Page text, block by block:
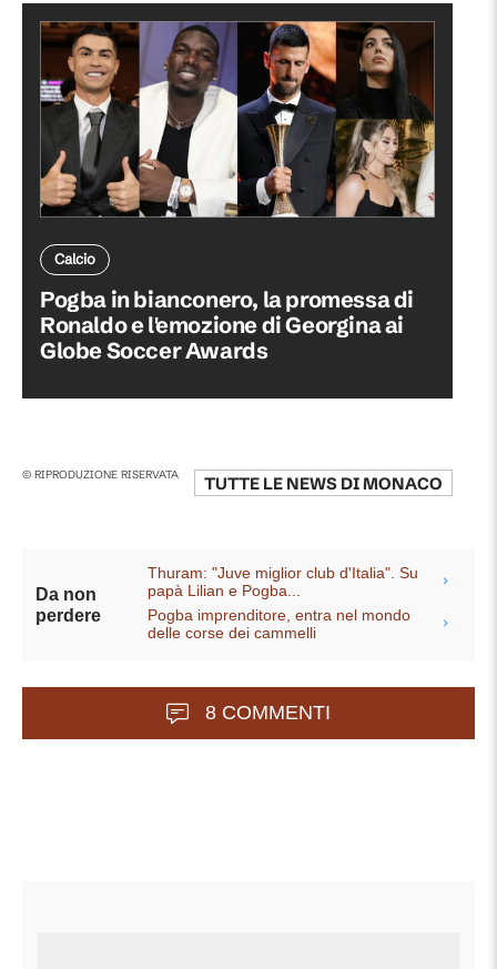
Calcio
Pogba in bianconero, la promessa di
Ronaldo e l'emozione di Georgina ai
Globe Soccer Awards
© RIPRODUZIONE RISERVATA TUTTE LE NEWS DIMONACO
Da non
perdere
Thuram: "Juve miglior club d'Italia". Su
papà Lilian e Pogba...
Pogba imprenditore, entra nel mondo
delle corse dei cammelli
8 COMMENTI